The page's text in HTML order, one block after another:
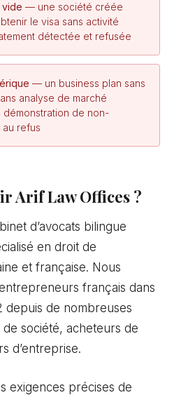
vide — une société créée
le visa sans activité
détectée et refusée
— un business plan sans
analyse de marché
démonstration de non-
au refus
Arif Law Offices ?
d’avocats bilingue
en droit de
et française. Nous
français dans
depuis de nombreuses
société, acheteurs de
d’entreprise.
exigences précises de